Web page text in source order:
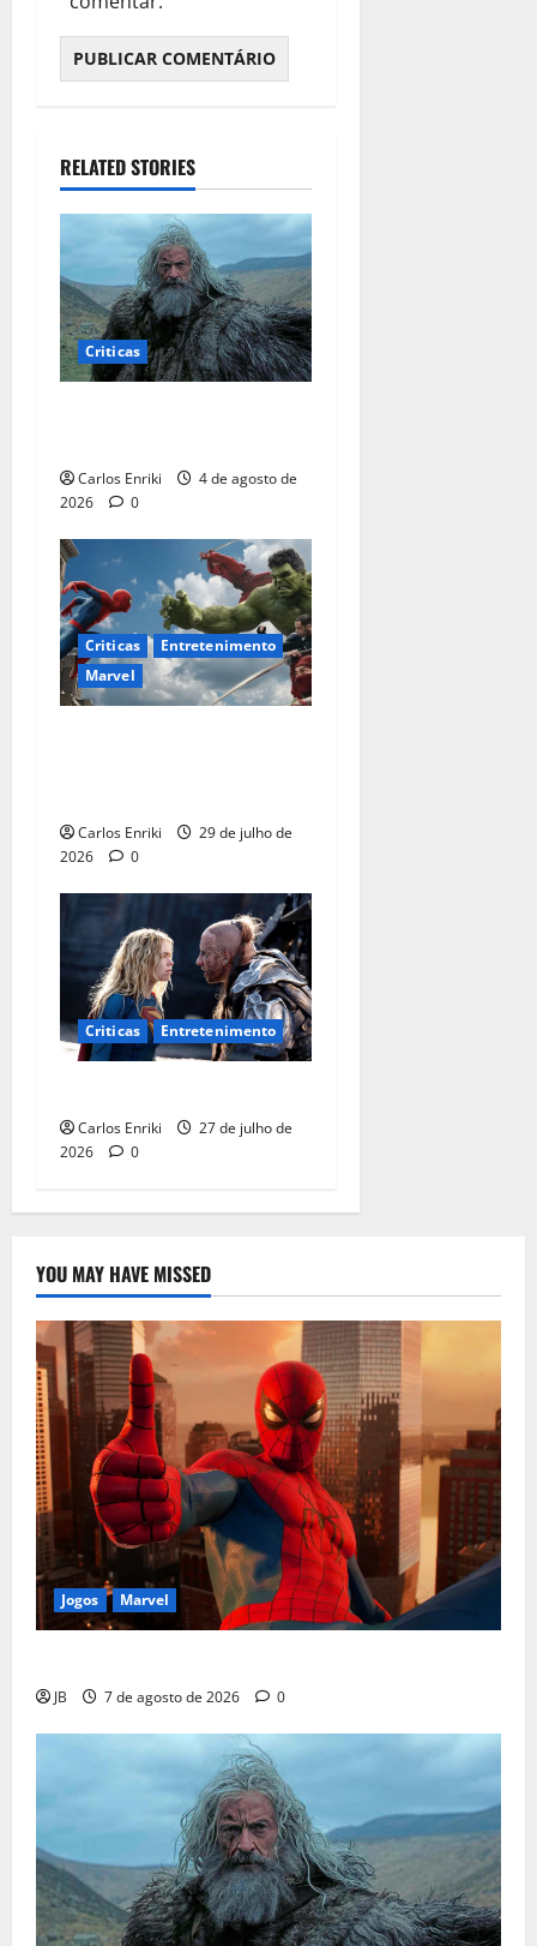
RELATED STORIES
Criticas
Carlos Enriki
4 de agosto de
2026
0
Criticas
Entretenimento
Marvel
Carlos Enriki
29 de julho de
2026
0
Criticas Entretenimento
Carlos Enriki
27 de julho de
2026
0
YOU MAY HAVE MISSED
Jogos Marvel
JB 7 de agosto de 2026 0